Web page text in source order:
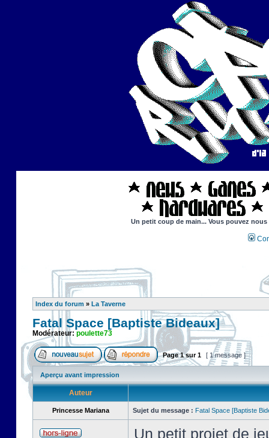
Un petit coup de main... Vous pouvez
Index du forum » La Taverne
Fatal Space [Baptiste Bideaux]
Modérateur: poulette73
Page1sur1 [ 1 message ]
Aperçu avant impression
Auteur
Princesse Mariana Sujet du message : Fatal Space [Baptiste
Un petit projet de